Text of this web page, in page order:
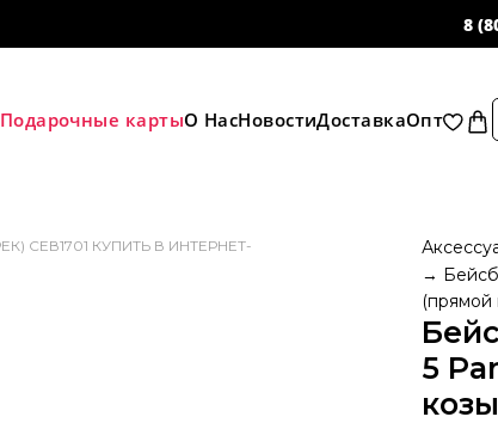
8
Подарочные картыО НасНовостиДоставкаОпт
(прямой
5